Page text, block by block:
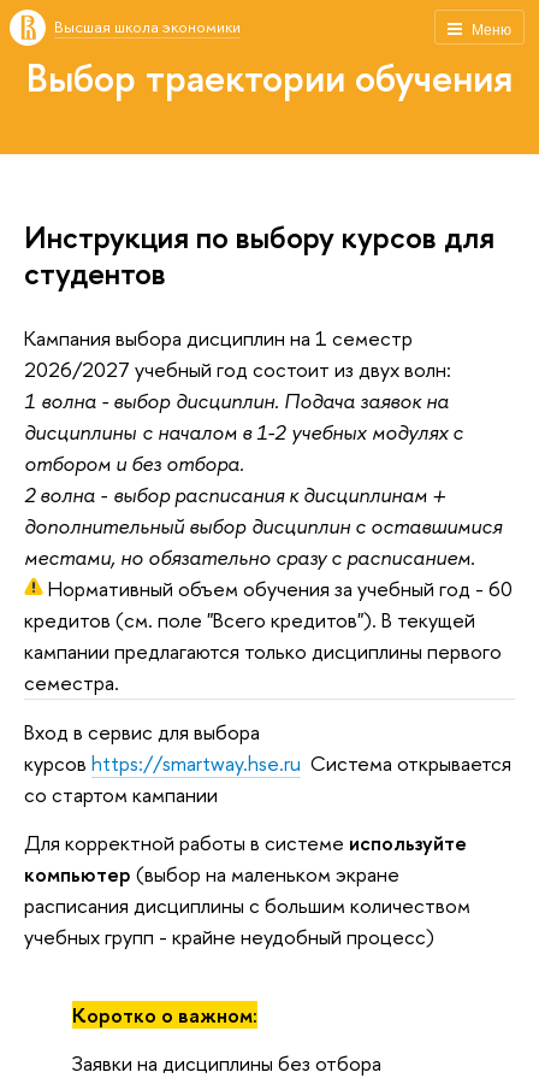
Меню
Высшая школа экономики
Выбор траектории обучения
Инструкция по выбору курсов для
студентов
Кампания выбора дисциплин на 1 семестр
2026/2027 учебный год состоит из двух волн:
1 волна - выбор дисциплин. Подача заявок на
дисциплины с началом в 1-2 учебных модулях с
отбором и без отбора.
2 волна - выбор расписания к дисциплинам +
дополнительный выбор дисциплин с оставшимися
местами, но обязательно сразу с расписанием.
Нормативный объем обучения за учебный год - 60
кредитов (см. поле "Всего кредитов"). В текущей
кампании предлагаются только дисциплины первого
семестра.
Вход в сервис для выбора
курсов https://smartway.hse.ru Система открывается
со стартом кампании
Для корректной работы в системе используйте
компьютер (выбор на маленьком экране
расписания дисциплины с большим количеством
учебных групп - крайне неудобный процесс)
Коротко о важном:
Заявки на дисциплины без отбора